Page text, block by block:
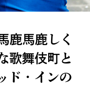
鹿馬鹿しく
歌舞伎町と
ド・インの